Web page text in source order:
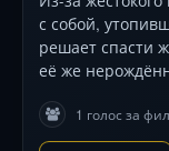
с собой,
решает спасти
её же
1 голос за